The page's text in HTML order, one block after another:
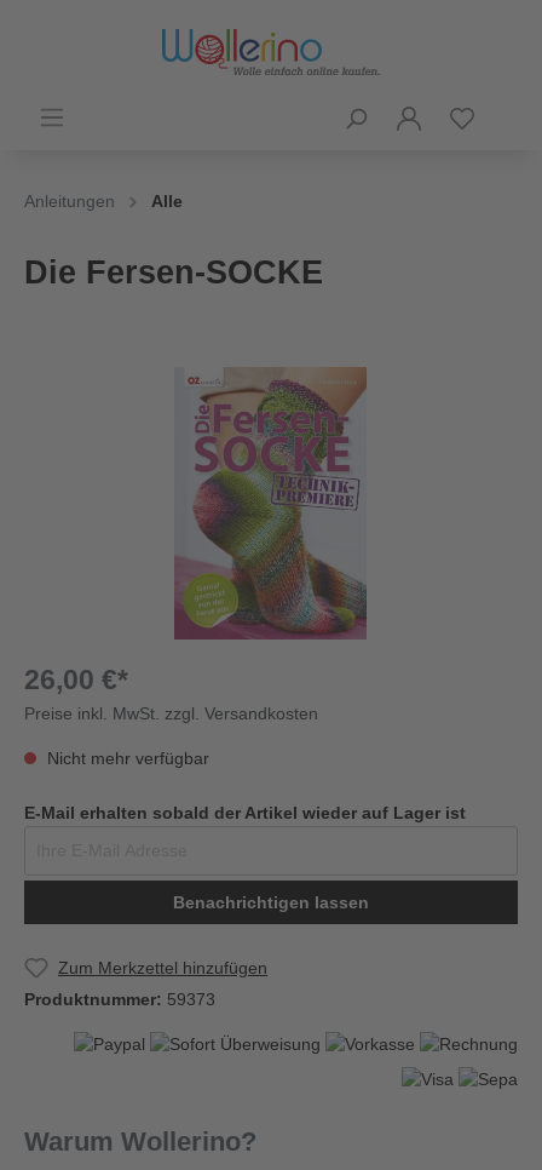
Anleitungen Alle
Die Fersen-SOCKE
26,00 €*
Preise inkl. MwSt. zzgl. Versandkosten
Nicht mehr verfügbar
E-Mail erhalten sobald der Artikel wieder auf Lager ist
Benachrichtigen lassen
Zum Merkzettel hinzufügen
Produktnummer: 59373
Warum Wollerino?